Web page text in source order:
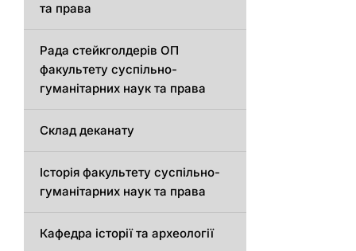
та права
Рада стейкголдерів ОП
факультету суспільно-
гуманітарних наук та права
Склад деканату
Історія факультету суспільно-
гуманітарних наук та права
Кафедра історії та археології